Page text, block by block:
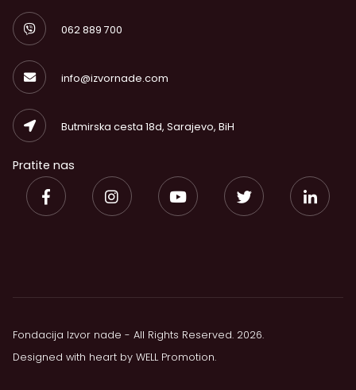
062 889 700
info@izvornade.com
Butmirska cesta 18d, Sarajevo, BiH
Pratite nas
Fondacija Izvor nade - All Rights Reserved. 2026.
Designed with heart by WELL Promotion.